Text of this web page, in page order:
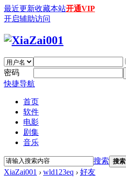
最近更新收藏本站开通VIP
开启辅助访问
密码
快捷导航
首页
软件
电影
剧集
音乐
搜索 搜索
XiaZai001 › wld123eq › 好友